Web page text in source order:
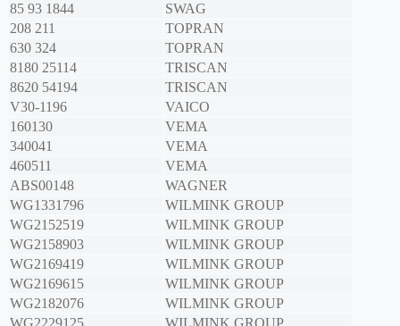
85 93 1844
SWAG
208 211
TOPRAN
630 324
TOPRAN
8180 25114
TRISCAN
8620 54194
TRISCAN
V30-1196
VAICO
160130
VEMA
340041
VEMA
460511
VEMA
ABS00148
WAGNER
WG1331796
WILMINK GROUP
WG2152519
WILMINK GROUP
WG2158903
WILMINK GROUP
WG2169419
WILMINK GROUP
WG2169615
WILMINK GROUP
WG2182076
WILMINK GROUP